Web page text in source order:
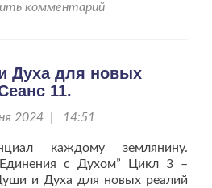
комментарий
Духа для новых
11.
2024 | 14:51
каждому землянину.
с Духом” Цикл 3 –
и Духа для новых реалий